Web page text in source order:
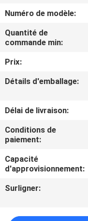
VISITE
DE
L'USINE
QUALITÉ
NOUS
NOUVELLES
Numéro de modèle:
Quantité de
commande min:
Prix:
Détails d'emballage:
Délai de livraison:
Conditions de
paiement:
Capacité
d'approvisionnement:
Surligner: